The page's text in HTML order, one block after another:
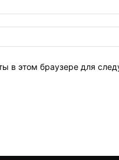
в этом браузере для